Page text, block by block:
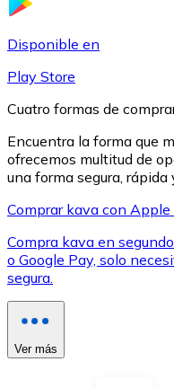
XRP
XRP
Ver todo
Disponible en
Play Store
Cuatro formas de
Encuentra la forma que
ofrecemos multitud de
una forma segura, rápida
Comprar kava con
Compra kava en
o Google Pay, solo
segura.
Ver más